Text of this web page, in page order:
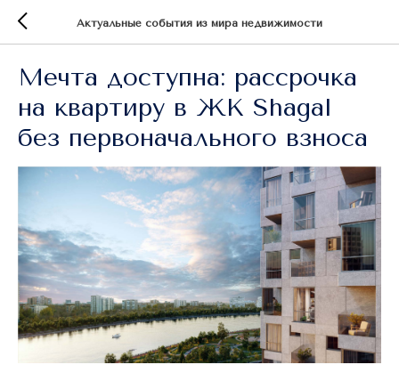
Актуальные события из мира недвижимости
Мечта доступна: рассрочка
на квартиру в ЖК Shagal
без первоначального взноса